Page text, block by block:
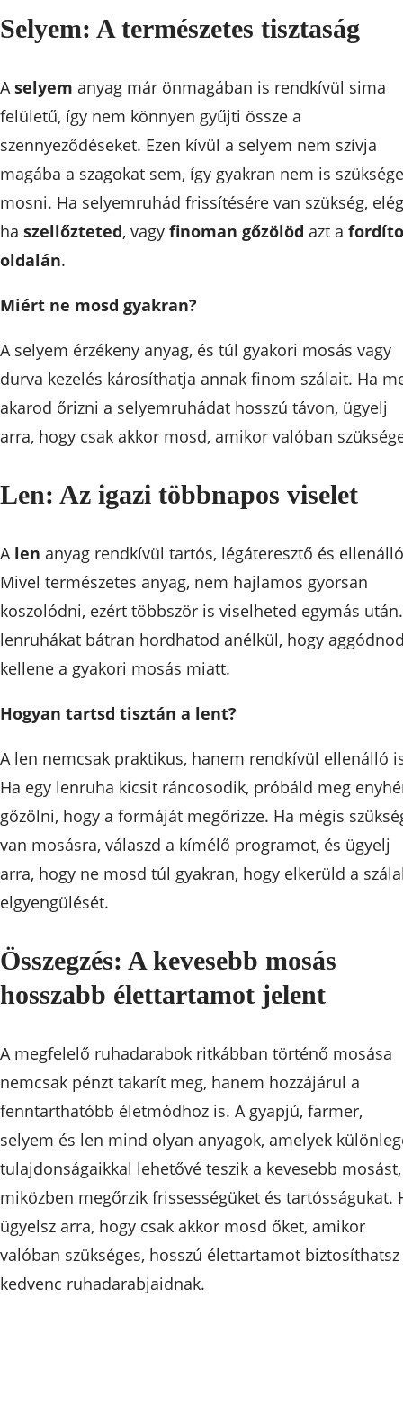
Selyem: A természetes tisztaság
Aselyem anyag már önmagában is rendkívül sima
felületű, így nem könnyen gyűjti össze a
szennyeződéseket. Ezen kívül a selyem nem szívja
magába a szagokat sem, így gyakran nem is
mosni. Ha selyemruhád frissítésére van szükség,
ha szellőzteted, vagy finoman gőzölöd azt a
oldalán.
Miért ne mosd gyakran?
A selyem érzékeny anyag, és túl gyakori mosás vagy
durva kezelés károsíthatja annak finom szálait. Ha
akarod őrizni a selyemruhádat hosszú távon, ügyelj
arra, hogy csak akkor mosd, amikor valóban
Len: Az igazi többnapos viselet
A len anyag rendkívül tartós, légáteresztő és
Mivel természetes anyag, nem hajlamos gyorsan
koszolódni, ezért többször is viselheted egymás
lenruhákat bátran hordhatod anélkül, hogy
kellene a gyakori mosás miatt.
Hogyan tartsd tisztán a lent?
A len nemcsak praktikus, hanem rendkívül ellenálló
Ha egy lenruha kicsit ráncosodik, próbáld meg
gőzölni, hogy a formáját megőrizze. Ha mégis
van mosásra, válaszd a kímélő programot, és ügyelj
arra, hogy ne mosd túl gyakran, hogy elkerüld a
elgyengülését.
Összegzés: A kevesebb mosás
hosszabb élettartamot jelent
A megfelelő ruhadarabok ritkábban történő mosása
nemcsak pénzt takarít meg, hanem hozzájárul a
fenntarthatóbb életmódhoz is. A gyapjú, farmer,
selyem és len mind olyan anyagok, amelyek
tulajdonságaikkal lehetővé teszik a kevesebb mosást,
miközben megőrzik frissességüket és tartósságukat.
ügyelsz arra, hogy csak akkor mosd őket, amikor
valóban szükséges, hosszú élettartamot biztosíthatsz
kedvenc ruhadarabjaidnak.